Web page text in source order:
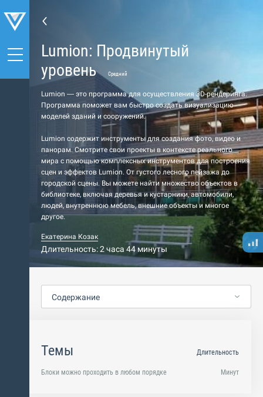
Lumion: Продвинутый
уровень
Средний
Lumion — это программа для осуществления 3D-рендеринга.
Программа поможет вам быстро создать визуализацию
моделей зданий и сооружений.
Lumion содержит инструменты для создания фото, видео и
панорам. Смотрите свои проекты в контексте реального
мира с помощью комплексных инструментов для построения
сцен и эффектов Lumion. От густого лесного пейзажа до
городской сцены. Вы можете найти множество объектов в
библиотеке, включая деревья и кустарники, автомобили,
людей, внутреннюю мебель, внешние объекты и многое
другое.
Екатерина Козак
Длительность: 2 часа 44 минуты
Содержание
Темы
Блоки можно проходить в любом порядке
Длительность
Минут